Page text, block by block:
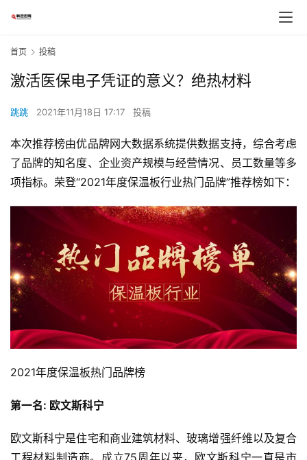
首页 投稿
激活医保电子凭证的意义？绝热材料
跳跳 2021年11月18日 17:17 投稿
本次推荐榜由优品牌网大数据系统提供数据支持，综合考虑
了品牌的知名度、企业资产规模与经营情况、员工数量等多
项指标。荣登“2021年度保温板行业热门品牌”推荐榜如下：
2021年度保温板热门品牌榜
第一名: 欧文斯科宁
欧文斯科宁是住宅和商业建筑材料、玻璃增强纤维以及复合